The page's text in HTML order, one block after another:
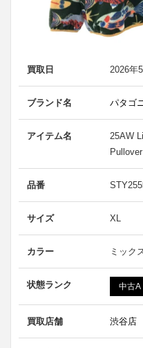
買取日 2026年
ブランド名 パタゴ
アイテム名
25AW
品番
サイズ XL
カラー ミック
状態ランク 中古A
買取店舗 渋谷店